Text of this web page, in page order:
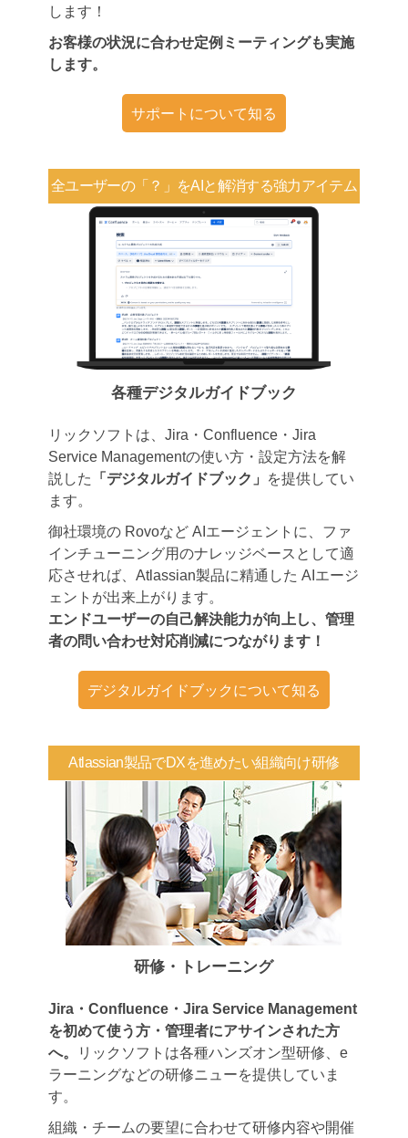
します！
お客様の状況に合わせ定例ミーティングも実施
します。
サポートについて知る
全ユーザーの「？」をAIと解消する強力アイテム
各種デジタルガイドブック
リックソフトは、Jira・Confluence・Jira
Service Managementの使い方・設定方法を解
説した
「デジタルガイドブック」 を提供してい
ます。
御社環境の Rovoなど AIエージェントに、ファ
インチューニング用のナレッジベースとして適
応させれば、Atlassian製品に精通した AIエージ
ェントが出来上がります。
エンドユーザーの自己解決能力が向上し、管理
者の問い合わせ対応削減につながります！
デジタルガイドブックについて知る
Atlassian製品でDXを進めたい組織向け研修
研修・トレーニング
Jira・Confluence・Jira Service Management
を初めて使う方・管理者にアサインされた方
へ。
リックソフトは各種ハンズオン型研修、e
ラーニングなどの研修ニューを提供していま
す。
組織・チームの要望に合わせて研修内容や開催